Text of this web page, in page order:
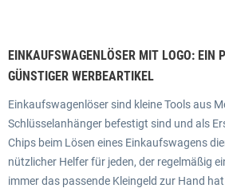
EINKAUFSWAGENLÖSER MIT LOGO: EIN
GÜNSTIGER WERBEARTIKEL
Einkaufswagenlöser sind kleine Tools aus
Schlüsselanhänger befestigt sind und als
Chips beim Lösen eines Einkaufswagens
nützlicher Helfer für jeden, der regelmäßig
immer das passende Kleingeld zur Hand